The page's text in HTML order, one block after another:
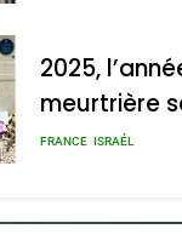
admin 0
2025,
meurtrière
rapport
FRANCE ISRAÉL
FIÈRE, DIGNE